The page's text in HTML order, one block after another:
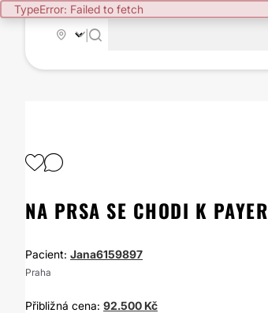
TypeError: Failed to fetch
NA PRSA SE CHODI K
Pacient: Jana6159897
Praha
Přibližná cena: 92.500 Kč